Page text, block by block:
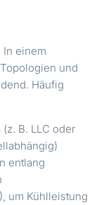
In einem
und
Häufig
(z. B. LLC oder
entlang
um Kühlleistung